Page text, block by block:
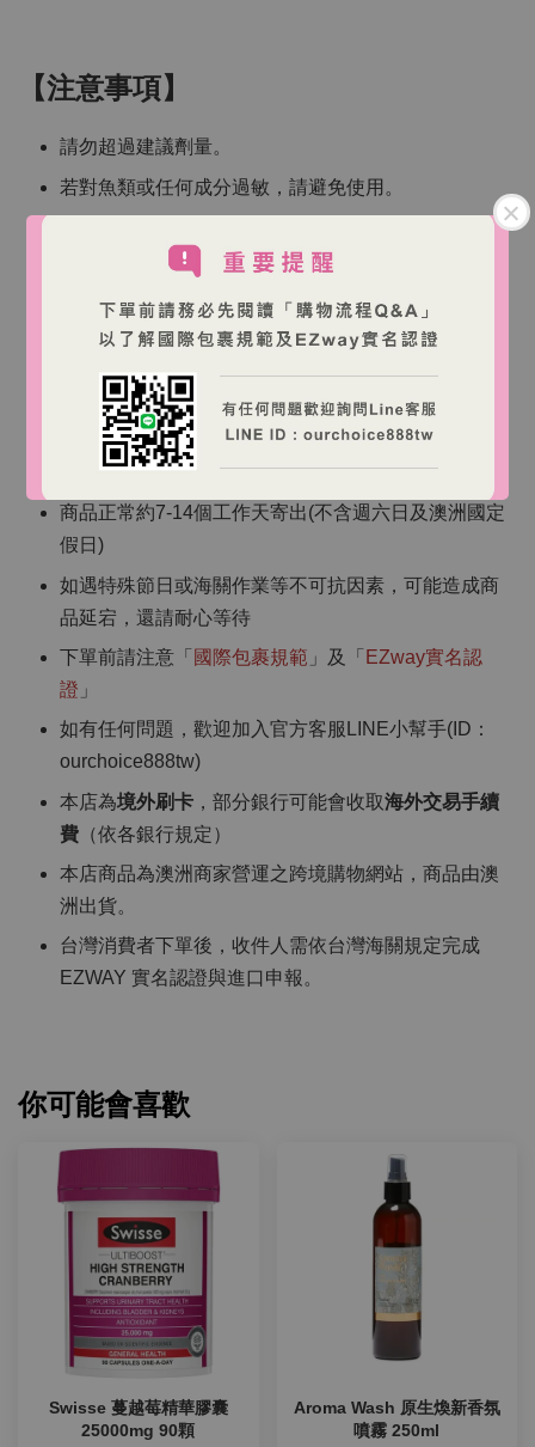
【注意事項】
請勿超過建議劑量。
若對魚類或任何成分過敏，請避免使用。
如正在服用抗凝血劑或有出血性疾病，使用前請諮詢
醫療專業人員。
存放在陰涼乾燥處，避免陽光直射。
請將本產品放置在兒童無法觸及的地方。
【海外跨境購物說明】
商品皆為澳洲直寄，訂單確認後將無法取消
商品正常約7-14個工作天寄出(不含週六日及澳洲國定
假日)
如遇特殊節日或海關作業等不可抗因素，可能造成商
品延宕，還請耐心等待
下單前請注意「 國際包裹規範 」及「 EZway實名認
證 」
如有任何問題，歡迎加入官方客服LINE小幫手(ID：
ourchoice888tw)
本店為境外刷卡 ，部分銀行可能會收取海外交易手續
費 （依各銀行規定）
本店商品為澳洲商家營運之跨境購物網站，商品由澳
洲出貨。
台灣消費者下單後，收件人需依台灣海關規定完成
EZWAY 實名認證與進口申報。
你可能會喜歡
Swisse 蔓越莓精華膠囊
25000mg 90顆
Aroma Wash 原生煥新香氛
噴霧 250ml